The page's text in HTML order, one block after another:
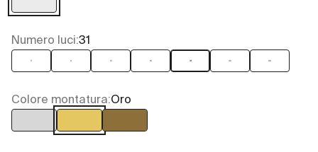
Trasparente
Numero luci:31
5 8 13 16 31 46 89
Colore montatura:Oro
Cromo Ottone Anticato